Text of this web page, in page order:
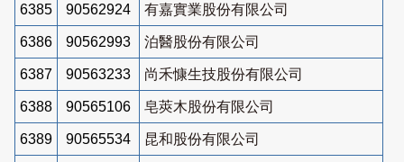
6385 90562924 有嘉實業股份有限公司
6386 90562993 泊醫股份有限公司
6387 90563233 尚禾慷生技股份有限公司
6388 90565106 皂莢木股份有限公司
6389 90565534 昆和股份有限公司